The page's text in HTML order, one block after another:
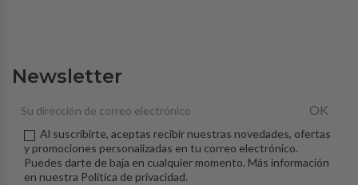
Newsletter
OK
Al suscribirte, aceptas recibir nuestras novedades, ofertas
y promociones personalizadas en tu correo electrónico.
Puedes darte de baja en cualquier momento. Más información
en nuestra Política de privacidad.